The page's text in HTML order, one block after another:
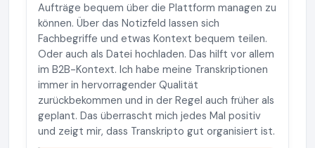
Aufträge bequem über die Plattform managen zu
können. Über das Notizfeld lassen sich
Fachbegriffe und etwas Kontext bequem teilen.
Oder auch als Datei hochladen. Das hilft vor allem
im B2B-Kontext. Ich habe meine Transkriptionen
immer in hervorragender Qualität
zurückbekommen und in der Regel auch früher als
geplant. Das überrascht mich jedes Mal positiv
und zeigt mir, dass Transkripto gut organisiert ist.